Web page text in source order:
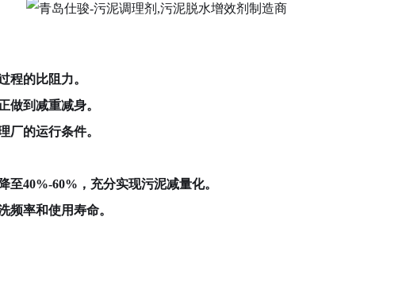
的比阻力。
到减重减身。
的运行条件。
40%-60%，充分实现污泥减量化。
率和使用寿命。